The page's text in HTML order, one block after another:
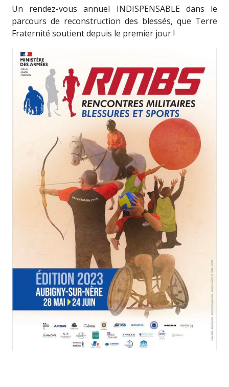
Un rendez-vous annuel INDISPENSABLE dans le
parcours de reconstruction des blessés, que Terre
Fraternité soutient depuis le premier jour !